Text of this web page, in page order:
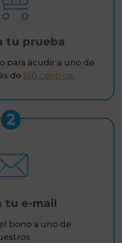
tu prueba
para acudir a uno de
de 160 centros.
2
tu e-mail
bono a uno de